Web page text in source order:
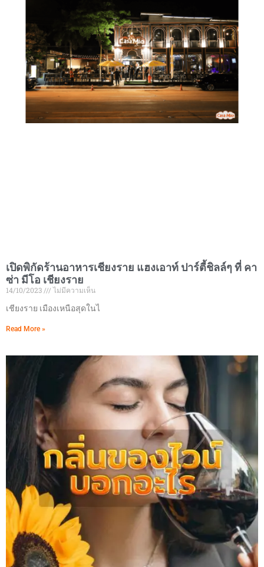
เปิดพิกัดร้านอาหารเชียงราย แฮงเอาท์ ปาร์ตี้ชิลล์ๆ ที่ คา
ซ่า มีโอ เชียงราย
14/10/2023
ไม่มีความเห็น
เชียงราย เมืองเหนือสุดในไ
Read More »